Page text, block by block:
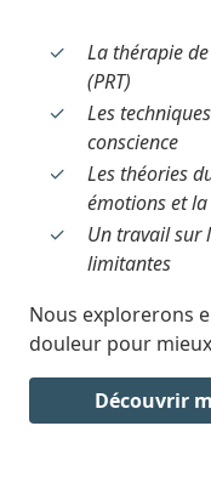
La thérapie
(PRT)
Les
conscience
Les théories
émotions et
Un travail sur
limitantes
Nous explorerons
douleur pour
Découvrir